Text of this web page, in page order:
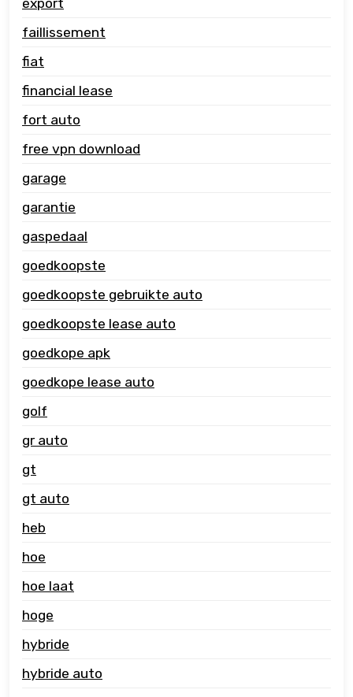
export
faillissement
fiat
financial lease
fort auto
free vpn download
garage
garantie
gaspedaal
goedkoopste
goedkoopste gebruikte auto
goedkoopste lease auto
goedkope apk
goedkope lease auto
golf
gr auto
gt
gt auto
heb
hoe
hoe laat
hoge
hybride
hybride auto